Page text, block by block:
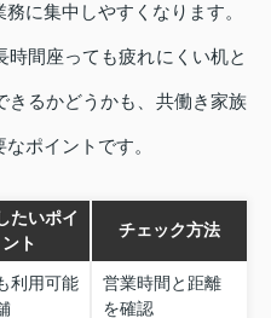
に集中しやすくなります。
時間座っても疲れにくい机と
きるかどうかも、共働き家族
ポイントです。
たいポイ
ント
チェック方法
利用可能
営業時間と距離
を確認